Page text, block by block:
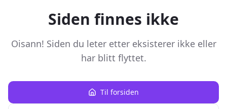
Siden finnes ikke
Oisann! Siden du leter etter eksisterer ikke eller
har blitt flyttet.
Til forsiden